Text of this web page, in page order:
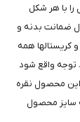
با هر شکل
مشتری و با هر سایز تولید می کند. دارای 5 سال ضمانت بدنه و
18 ماه لوازم برقی می باشد. ( کنترل - فلز و ال ای دی SMD و کریستالها همه
توجه واقع شود
این محصول نقره
سایز محصول